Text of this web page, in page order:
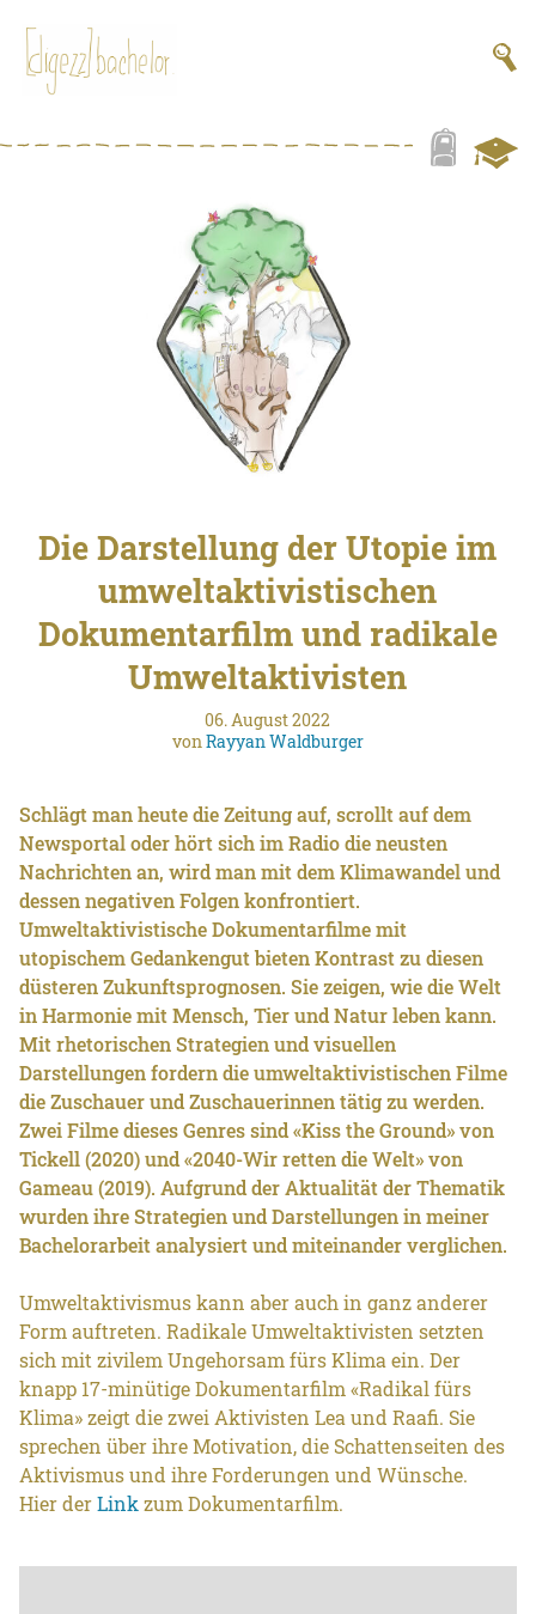
Die Darstellung der Utopie im
umweltaktivistischen
Dokumentarfilm und radikale
Umweltaktivisten
06. August 2022
vonRayyan Waldburger
Schlägt man heute die Zeitung auf, scrollt auf dem
Newsportal oder hört sich im Radio die neusten
Nachrichten an, wird man mit dem Klimawandel und
dessen negativen Folgen konfrontiert.
Umweltaktivistische Dokumentarfilme mit
utopischem Gedankengut bieten Kontrast zu diesen
düsteren Zukunftsprognosen. Sie zeigen, wie die Welt
in Harmonie mit Mensch, Tier und Natur leben kann.
Mit rhetorischen Strategien und visuellen
Darstellungen fordern die umweltaktivistischen Filme
die Zuschauer und Zuschauerinnen tätig zu werden.
Zwei Filme dieses Genres sind «Kiss the Ground» von
Tickell (2020) und «2040-Wir retten die Welt» von
Gameau (2019). Aufgrund der Aktualität der Thematik
wurden ihre Strategien und Darstellungen in meiner
Bachelorarbeit analysiert und miteinander verglichen.
Umweltaktivismus kann aber auch in ganz anderer
Form auftreten. Radikale Umweltaktivisten setzten
sich mit zivilem Ungehorsam fürs Klima ein. Der
knapp 17-minütige Dokumentarfilm «Radikal fürs
Klima» zeigt die zwei Aktivisten Lea und Raafi. Sie
sprechen über ihre Motivation, die Schattenseiten des
Aktivismus und ihre Forderungen und Wünsche.
Hier derLink zum Dokumentarfilm.